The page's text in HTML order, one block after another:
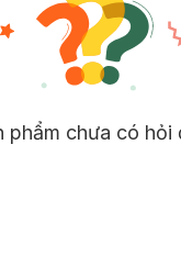
phẩm chưa có hỏi